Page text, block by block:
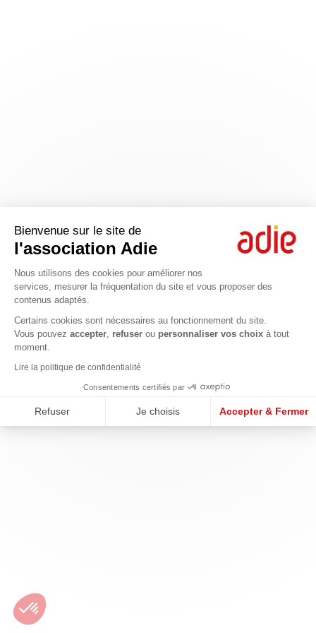
Bienvenue sur le site de
l'association Adie
Nous utilisons des cookies pour améliorer nos
services, mesurer la fréquentation du site et vous proposer des
contenus adaptés.
Certains cookies sont nécessaires au fonctionnement du site.
Vous pouvez accepter refuser ou personnaliser vos choix à tout
moment.
Lire la politique de confidentialité
Consentements certifiés par
Refuser Je choisis Accepter & Fermer
Axeptio consent